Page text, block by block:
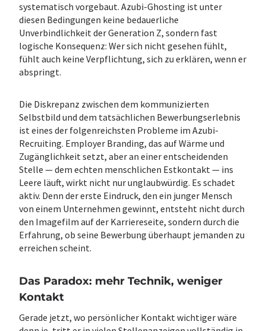
systematisch vorgebaut. Azubi-Ghosting ist unter
diesen Bedingungen keine bedauerliche
Unverbindlichkeit der Generation Z, sondern fast
logische Konsequenz: Wer sich nicht gesehen fühlt,
fühlt auch keine Verpflichtung, sich zu erklären, wenn er
abspringt.
Die Diskrepanz zwischen dem kommunizierten
Selbstbild und dem tatsächlichen Bewerbungserlebnis
ist eines der folgenreichsten Probleme im Azubi-
Recruiting. Employer Branding, das auf Wärme und
Zugänglichkeit setzt, aber an einer entscheidenden
Stelle — dem echten menschlichen Estkontakt — ins
Leere läuft, wirkt nicht nur unglaubwürdig. Es schadet
aktiv. Denn der erste Eindruck, den ein junger Mensch
von einem Unternehmen gewinnt, entsteht nicht durch
den Imagefilm auf der Karriereseite, sondern durch die
Erfahrung, ob seine Bewerbung überhaupt jemanden zu
erreichen scheint.
Das Paradox: mehr Technik, weniger
Kontakt
Gerade jetzt, wo persönlicher Kontakt wichtiger wäre